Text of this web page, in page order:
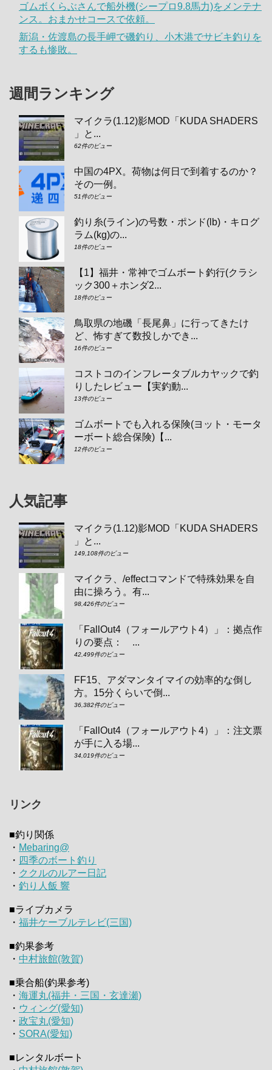
ゴムボくらぶさんで船外機(シープロ9.8馬力)をメンテナ
ンス。おまかせコースで依頼。
新潟・佐渡島の長手岬で磯釣り、小木港でサビキ釣りを
するも惨敗。
週間ランキング
マイクラ(1.12)影MOD「KUDA SHADERS
」と...
62件のビュー
中国の4PX。荷物は何日で到着するのか？
その一例。
51件のビュー
釣り糸(ライン)の号数・ポンド(lb)・キログ
ラム(kg)の...
18件のビュー
【1】福井・常神でゴムボート釣行(クラシ
ック300＋ホンダ2...
18件のビュー
鳥取県の地磯「長尾鼻」に行ってきたけ
ど、怖すぎて数投しかでき...
16件のビュー
コストコのインフレータブルカヤックで釣
りしたレビュー【実釣動...
13件のビュー
ゴムボートでも入れる保険(ヨット・モータ
ーボート総合保険)【...
12件のビュー
人気記事
マイクラ(1.12)影MOD「KUDA SHADERS
」と...
149,108件のビュー
マイクラ、/effectコマンドで特殊効果を自
由に操ろう。有...
98,426件のビュー
「FallOut4（フォールアウト4）」：拠点作
りの要点： ...
42,499件のビュー
FF15、アダマンタイマイの効率的な倒し
方。15分くらいで倒...
36,382件のビュー
「FallOut4（フォールアウト4）」：注文票
が手に入る場...
34,019件のビュー
リンク
■釣り関係
・ Mebaring@
・ 四季のボート釣り
・ ククルのルアー日記
・ 釣り人飯 響
■ライブカメラ
・ 福井ケーブルテレビ(三国)
■釣果参考
・ 中村旅館(敦賀)
■乗合船(釣果参考)
・ 海運丸(福井・三国・玄達瀬)
・ ウィング(愛知)
・ 政宝丸(愛知)
・ SORA(愛知)
■レンタルボート